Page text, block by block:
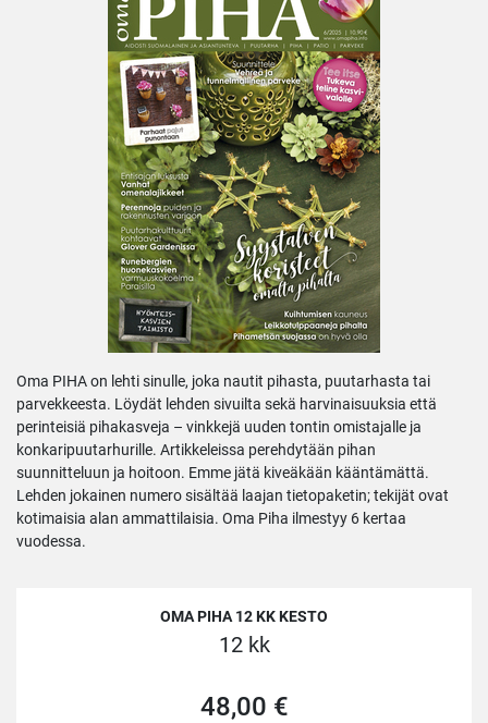
Oma PIHA on lehti sinulle, joka nautit pihasta, puutarhasta tai
parvekkeesta. Löydät lehden sivuilta sekä harvinaisuuksia että
perinteisiä pihakasveja – vinkkejä uuden tontin omistajalle ja
konkaripuutarhurille. Artikkeleissa perehdytään pihan
suunnitteluun ja hoitoon. Emme jätä kiveäkään kääntämättä.
Lehden jokainen numero sisältää laajan tietopaketin; tekijät ovat
kotimaisia alan ammattilaisia. Oma Piha ilmestyy 6 kertaa
vuodessa.
OMA PIHA 12 KK KESTO
12 kk
48,00 €